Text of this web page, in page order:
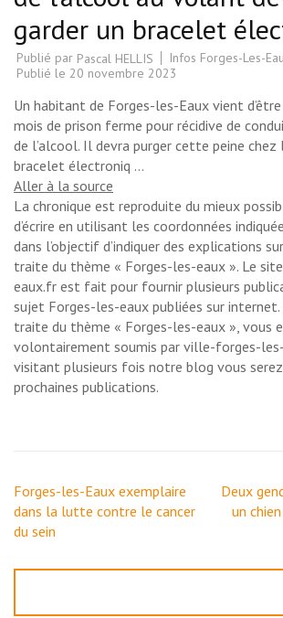
garder un bracelet
Publié par Pascal HELLIS
Infos Forges-Les-
Publié le 20 novembre 2023
Un habitant de Forges-les-Eaux vient
mois de prison ferme pour récidive de
de l’alcool. Il devra purger cette peine chez
bracelet électroniq …
Aller à la source
La chronique est reproduite du mieux
d’écrire en utilisant les coordonnées
dans l’objectif d’indiquer des explications
traite du thème « Forges-les-eaux ». Le
eaux.fr est fait pour fournir plusieurs
sujet Forges-les-eaux publiées sur internet.
traite du thème « Forges-les-eaux », vous
volontairement soumis par ville-forges-
visitant plusieurs fois notre blog vous
prochaines publications.
Navigation
de
l’article
Forges-les-Eaux exemplaire
dans la lutte contre le cancer
du sein
Deux
un